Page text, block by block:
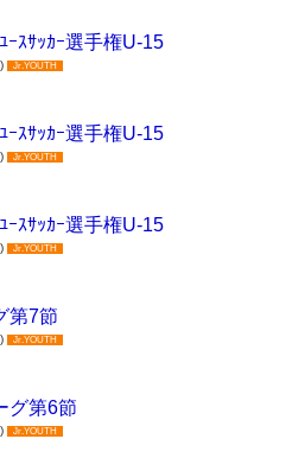
ｰｽｻｯｶｰ選手権U-15
) Jr.YOUTH
ｰｽｻｯｶｰ選手権U-15
) Jr.YOUTH
ｰｽｻｯｶｰ選手権U-15
) Jr.YOUTH
第7節
) Jr.YOUTH
グ第6節
) Jr.YOUTH